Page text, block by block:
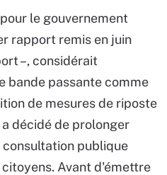
le gouvernement
rapport remis en juin
–, considérait
bande passante comme
de mesures de riposte
décidé de prolonger
publique
Avant d'émettre